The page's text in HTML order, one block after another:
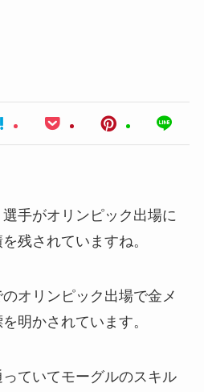
手がオリンピック出場に
残されていますね。
オリンピック出場で金メ
明かされています。
ていてモーグルのスキル